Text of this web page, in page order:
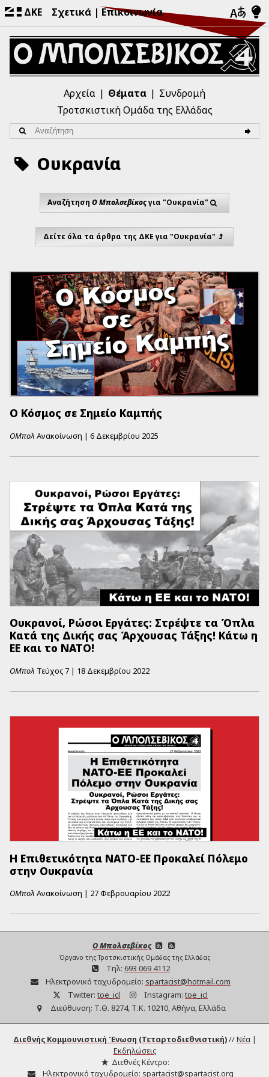
ΔΚΕ Σχετικά Επικοινωνία
Αρχεία Θέματα
Συνδρομή
Τροτσκιστική Ομάδα της Ελλάδας
Ουκρανία
Αναζήτηση Ο Μπολσεβίκοςγια "Ουκρανία"
Δείτε όλα τα άρθρα της ΔΚΕ για "Ουκρανία"
Ο Κόσμος σε Σημείο Καμπής
ΟΜπολ Ανακοίνωση | 6 Δεκεμβρίου 2025
Ουκρανοί, Ρώσοι Εργάτες: Στρέψτε τα Όπλα
Κατά της Δικής σας Άρχουσας Τάξης! Κάτω η
ΕΕ και το ΝΑΤΟ!
ΟΜπολ Τεύχος 7 | 18 Δεκεμβρίου 2022
Η Επιθετικότητα ΝΑΤΟ-ΕΕ Προκαλεί Πόλεμο
στην Ουκρανία
ΟΜπολ Ανακοίνωση | 27 Φεβρουαρίου 2022
Ο Μπολσεβίκος
Όργανο της Τροτσκιστικής Ομάδας της Ελλάδας
Τηλ: 693 069 4112
Ηλεκτρονικό ταχυδρομείο: spartacist@hotmail.com
Twitter: toe_icl Instagram: toe_icl
Διεύθυνση: Τ.Θ. 8274, Τ.Κ. 10210, Αθήνα, Ελλάδα
Διεθνής Κομμουνιστική Ένωση (Τεταρτοδιεθνιστική)//Νέα|
Εκδηλώσεις
Διεθνές Κέντρο:
Ηλεκτρονικό ταχυδρομείο: spartacist@spartacist.org